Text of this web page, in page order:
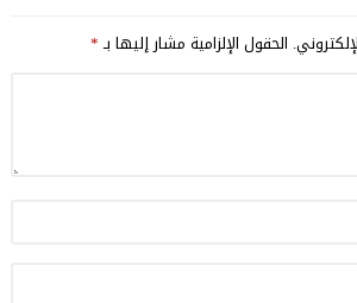
الحقول الإلزامية مشار إليها بـ*